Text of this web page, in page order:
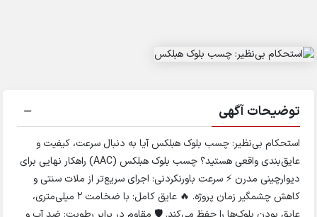
توضیحات آگهی
استحکام بی‌نظیر: چسب بلوک هبلکس آیا به دنبال سرعت، کیفیت و
عایق‌بندی واقعی هستید؟ چسب بلوک هبلکس (AAC) راهکار نهایی برای
دیوارچینی مدرن ⚡ سرعت باورنکردنی: اجرای سریع‌تر از ملات سنتی و
کاهش چشمگیر زمان پروژه. 🔥 عایق کامل: با ضخامت ۲ میلی‌متری،